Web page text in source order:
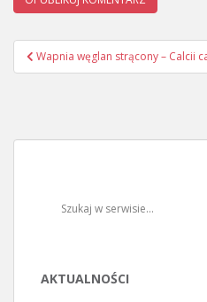
Nawigacja wpisu
Wapnia węglan strącony – Calcii
AKTUALNOŚCI